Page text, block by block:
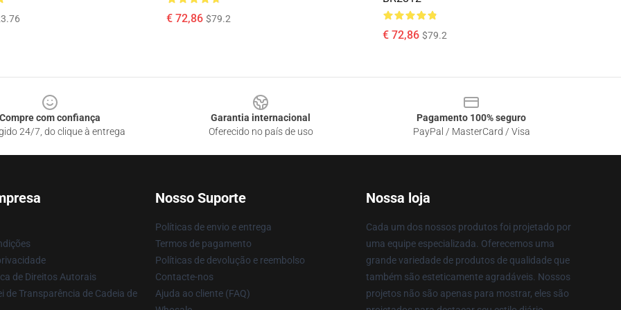
€ 72,86 $79.2
€ 72,86 $79.2
Compre com confiança
24/7, do clique à entrega
Garantia internacional
Oferecido no país de uso
Pagamento 100% seguro
PayPal / MasterCard / Visa
de Direitos Autorais
de Transparência de Cadeia de
Nosso Suporte
Políticas de envio e entrega
Termos de pagamento
Políticas de devolução e reembolso
Contacte-nos
Ajuda ao cliente (FAQ)
Nossa loja
Cada um dos nossos produtos foi projetado por
uma equipe especializada. Oferecemos uma
grande variedade de produtos de qualidade que
também são esteticamente agradáveis. Nossos
projetos não são apenas para mostrar, eles são